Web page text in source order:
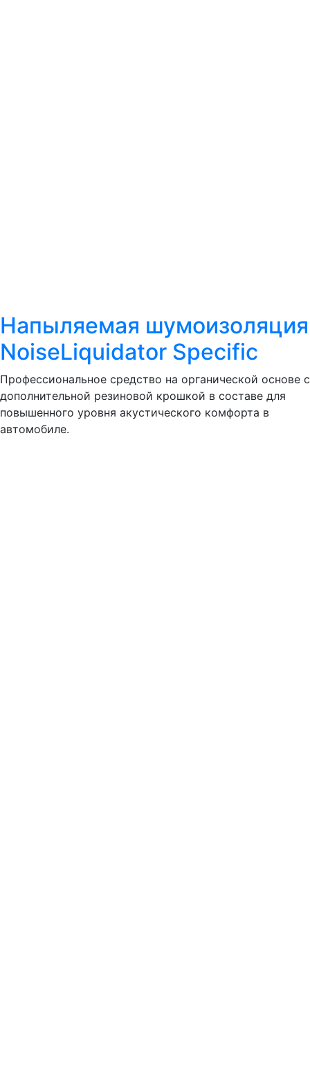
Напыляемая шумоизоляция
NoiseLiquidator Specific
Профессиональное средство на органической основе с
дополнительной резиновой крошкой в составе для
повышенного уровня акустического комфорта в
автомобиле.